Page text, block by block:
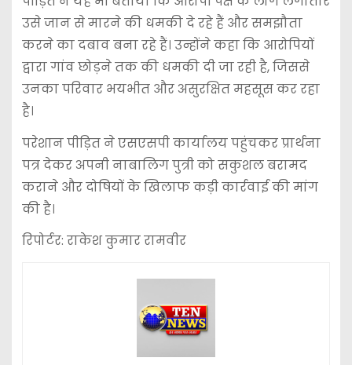
उसे जान से मारने की धमकी दे रहे हैं और समझौता
करने का दबाव बना रहे हैं। उन्होंने कहा कि आरोपियों
द्वारा गांव छोड़ने तक की धमकी दी जा रही है, जिससे
उनका परिवार भयभीत और असुरक्षित महसूस कर रहा
है।
परेशान पीड़ित ने एसएसपी कार्यालय पहुंचकर प्रार्थना
पत्र देकर अपनी नाबालिग पुत्री को सकुशल बरामद
कराने और दोषियों के खिलाफ कड़ी कार्रवाई की मांग
की है।
रिपोर्टर: राकेश कुमार रामवीर